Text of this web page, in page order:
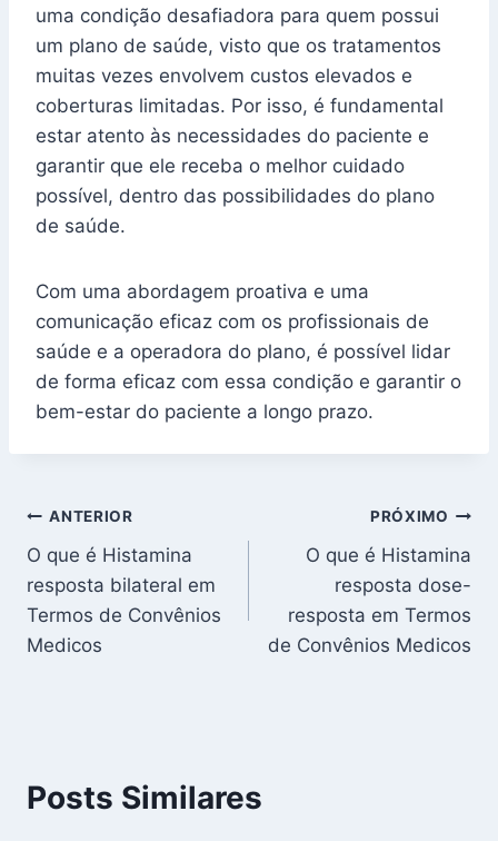
uma condição desafiadora para quem possui
um plano de saúde, visto que os tratamentos
muitas vezes envolvem custos elevados e
coberturas limitadas. Por isso, é fundamental
estar atento às necessidades do paciente e
garantir que ele receba o melhor cuidado
possível, dentro das possibilidades do plano
de saúde.
Com uma abordagem proativa e uma
comunicação eficaz com os profissionais de
saúde e a operadora do plano, é possível lidar
de forma eficaz com essa condição e garantir o
bem-estar do paciente a longo prazo.
Navegação
de
Post
ANTERIOR
O que é Histamina
resposta bilateral em
Termos de Convênios
Medicos
PRÓXIMO
O que é Histamina
resposta dose-
resposta em Termos
de Convênios Medicos
Posts Similares